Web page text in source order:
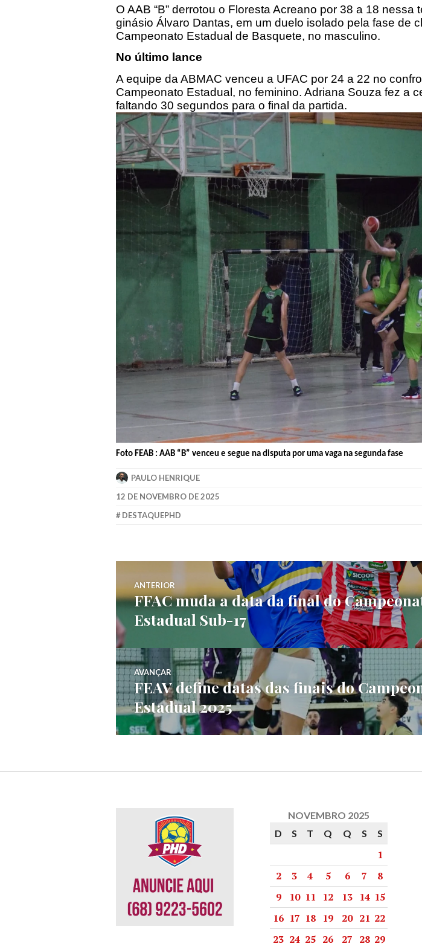
O AAB “B” derrotou o Floresta Acreano por 38 a 18 nessa
ginásio Álvaro Dantas, em um duelo isolado pela fase de
Campeonato Estadual de Basquete, no masculino.
No último lance
A equipe da ABMAC venceu a UFAC por 24 a 22 no
Campeonato Estadual, no feminino. Adriana Souza fez a
faltando 30 segundos para o final da partida.
Foto FEAB : AAB “B” venceu e segue na disputa por uma vaga na segunda fase
PAULO HENRIQUE
12 DE NOVEMBRO DE 2025
DESTAQUEPHD
ANTERIOR
FFAC muda a data da final do
Estadual Sub-17
AVANÇAR
FEAV define datas das finais do
Estadual 2025
NOVEMBRO 2025
D
S T Q Q S S
1
2
3 4 5 6 7
8
9
10 11 12 13 14 15
16 17 18 19 20 21 22
23 24 25 26 27 28 29